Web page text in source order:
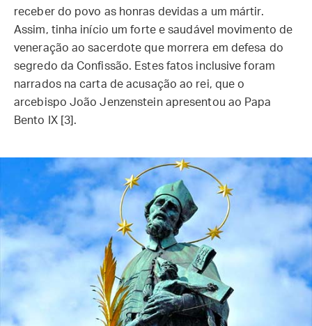
receber do povo as honras devidas a um mártir.
Assim, tinha início um forte e saudável movimento de
veneração ao sacerdote que morrera em defesa do
segredo da Confissão. Estes fatos inclusive foram
narrados na carta de acusação ao rei, que o
arcebispo João Jenzenstein apresentou ao Papa
Bento IX [3].